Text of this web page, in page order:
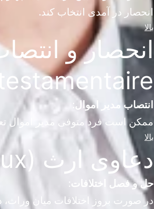
انحصار در آمدی انتخاب کند.
بالا
انتصاب مدیر اموال:
ممکن است فرد متوفی مدیر اموال
بالا
دعاوی ارث (Litiges successoraux)
حل و فصل اختلافات:
در صورت بروز اختلافات میان